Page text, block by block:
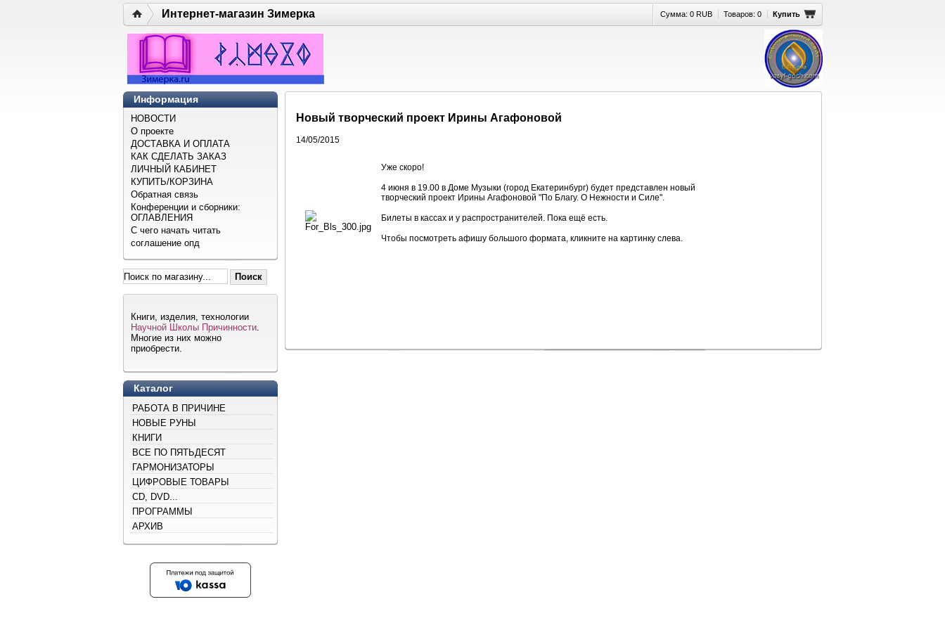
Интернет-магазин Зимерка Сумма: 0 RUB Товаров: 0 Купить
Информация
НОВОСТИ
О проекте
ДОСТАВКА И ОПЛАТА
КАК СДЕЛАТЬ ЗАКАЗ
ЛИЧНЫЙ КАБИНЕТ
КУПИТЬ/КОРЗИНА
Обратная связь
Конференции и сборники:
ОГЛАВЛЕНИЯ
С чего начать читать
соглашение опд
Книги, изделия, технологии
Научной Школы Причинности.
Многие из них можно
приобрести.
Каталог
РАБОТА В ПРИЧИНЕ
НОВЫЕ РУНЫ
КНИГИ
ВСЕ ПО ПЯТЬДЕСЯТ
ГАРМОНИЗАТОРЫ
ЦИФРОВЫЕ ТОВАРЫ
CD, DVD...
ПРОГРАММЫ
АРХИВ
Новый творческий проект Ирины Агафоновой
14/05/2015
Уже скоро!
4 июня в 19.00 в Доме Музыки (город Екатеринбург) будет представлен новый
творческий проект Ирины Агафоновой "По Благу. О Нежности и Силе".
Билеты в кассах и у распространителей. Пока ещё есть.
Чтобы посмотреть афишу большого формата, кликните на картинку слева.